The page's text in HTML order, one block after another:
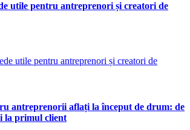
utile pentru antreprenori și creatori de
antreprenorii aflați la început de drum: de
la primul client